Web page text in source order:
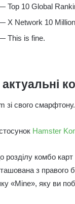
Top 10 Global
X Network 10
This is fine.
зі свого смарфтону.
Hamster
комбо карт
з правого
«Mine», яку ви